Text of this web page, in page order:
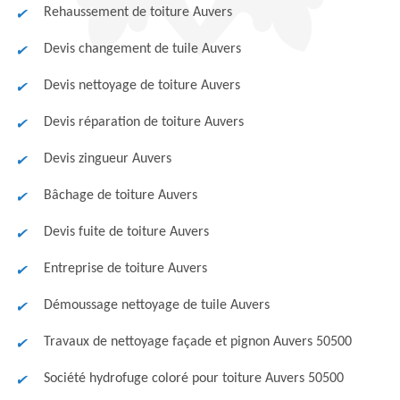
Rehaussement de toiture Auvers
Devis changement de tuile Auvers
Devis nettoyage de toiture Auvers
Devis réparation de toiture Auvers
Devis zingueur Auvers
Bâchage de toiture Auvers
Devis fuite de toiture Auvers
Entreprise de toiture Auvers
Démoussage nettoyage de tuile Auvers
Travaux de nettoyage façade et pignon Auvers 50500
Société hydrofuge coloré pour toiture Auvers 50500